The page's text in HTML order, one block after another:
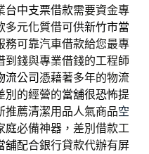
台中支票借款需要資金專
多元化質借可供新竹市當
務可靠汽車借款給您最專
到錢與專業借錢的工程師
流公司 憑藉著多年的物流
別的經營的當舖很恐怖提
推薦清潔用品人氣商品空
庭必備神器，差別借款工
舖配合銀行貸款代辦有屏